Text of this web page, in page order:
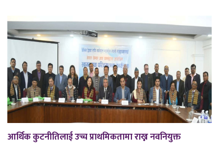
आर्थिक कुटनीतिलाई उच्च प्राथमिकतामा राख्न नवनियुक्त